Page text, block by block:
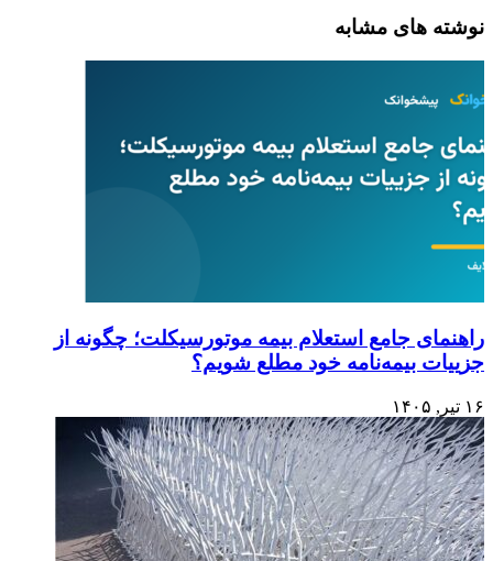
نوشته های مشابه
راهنمای جامع استعلام بیمه موتورسیکلت؛ چگونه از
جزییات بیمه‌نامه خود مطلع شویم؟
۱۶ تیر, ۱۴۰۵